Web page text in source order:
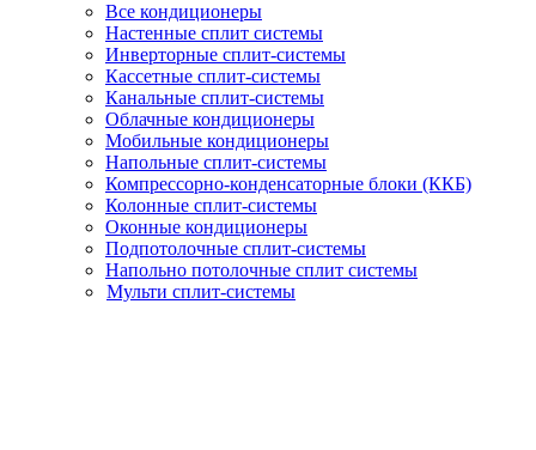
Все кондиционеры
Настенные сплит системы
Инверторные сплит-системы
Кассетные сплит-системы
Канальные сплит-системы
Облачные кондиционеры
Мобильные кондиционеры
Напольные сплит-системы
Компрессорно-конденсаторные блоки (ККБ)
Колонные сплит-системы
Оконные кондиционеры
Подпотолочные сплит-системы
Напольно потолочные сплит системы
Мульти сплит-системы